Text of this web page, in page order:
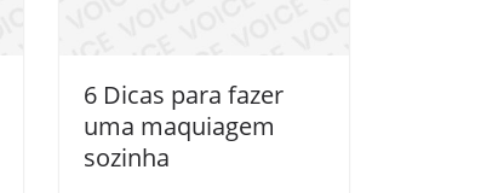
6 Dicas para fazer
uma maquiagem
sozinha